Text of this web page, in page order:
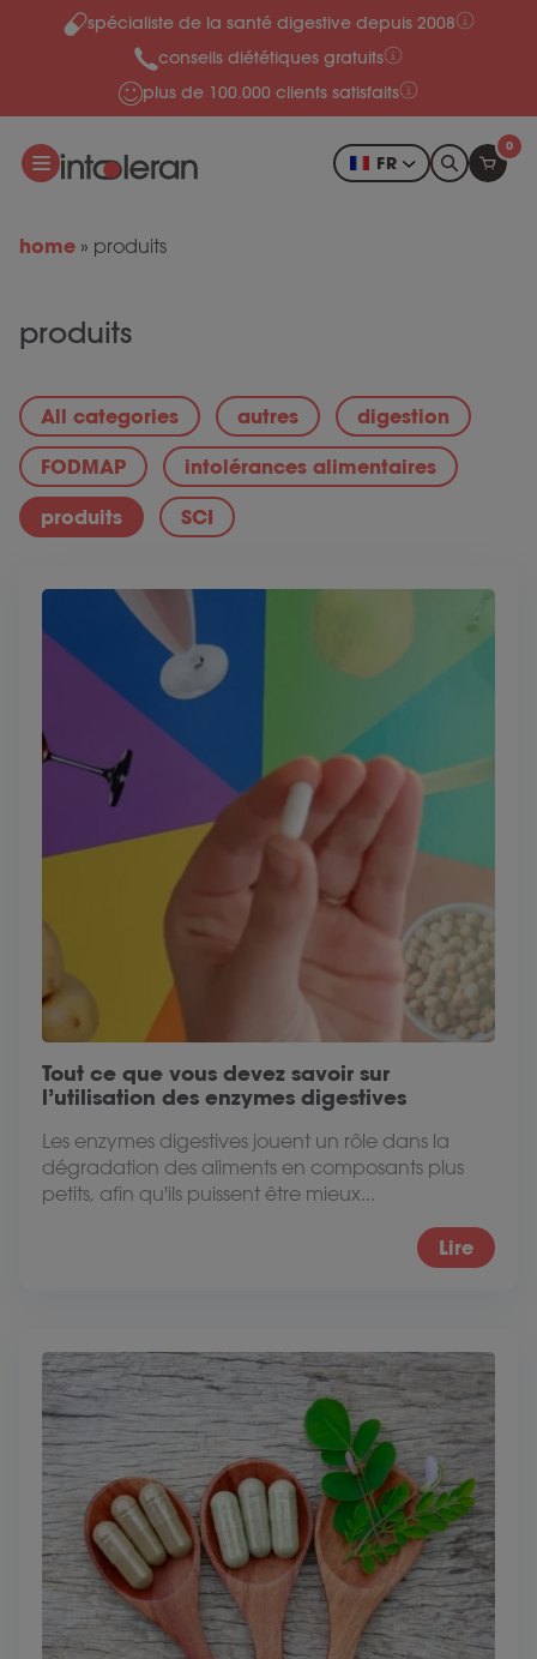
Skip to content
spécialiste de la santé digestive depuis 2008
conseils diététiques gratuits
plus de 100.000 clients satisfaits
FR
0
home » produits
produits
All categories autres digestion
FODMAP intolérances alimentaires
produits SCI
Tout ce que vous devez savoir sur
l’utilisation des enzymes digestives
Les enzymes digestives jouent un rôle dans la
dégradation des aliments en composants plus
petits, afin qu'ils puissent être mieux...
Lire